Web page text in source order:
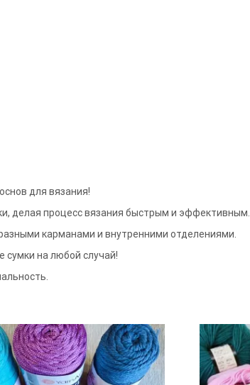
для вязания!
делая процесс вязания быстрым и эффективным.
карманами и внутренними отделениями.
сумки на любой случай!